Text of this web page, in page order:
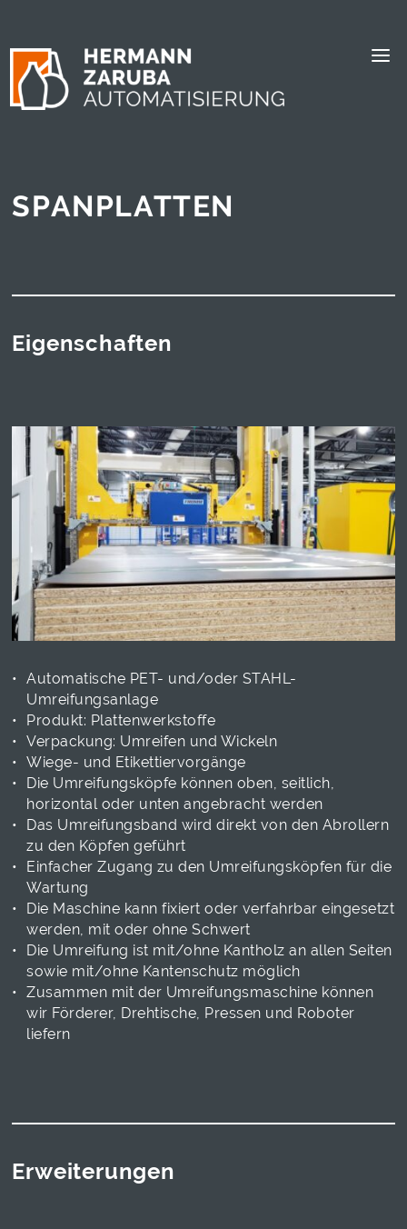
SPANPLATTEN
Eigenschaften
Automatische PET- und/oder STAHL-
Umreifungsanlage
Produkt: Plattenwerkstoffe
Verpackung: Umreifen und Wickeln
Wiege- und Etikettiervorgänge
Die Umreifungsköpfe können oben, seitlich,
horizontal oder unten angebracht werden
Das Umreifungsband wird direkt von den Abrollern
zu den Köpfen geführt
Einfacher Zugang zu den Umreifungsköpfen für die
Wartung
Die Maschine kann fixiert oder verfahrbar eingesetzt
werden, mit oder ohne Schwert
Die Umreifung ist mit/ohne Kantholz an allen Seiten
sowie mit/ohne Kantenschutz möglich
Zusammen mit der Umreifungsmaschine können
wir Förderer, Drehtische, Pressen und Roboter
liefern
Erweiterungen